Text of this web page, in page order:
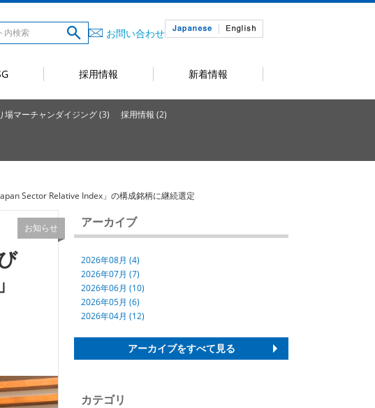
お問い合わせ
採用情報 新着情報
場マーチャンダイジング (3) 採用情報 (2)
Sector Relative Index」の構成銘柄に継続選定
お知らせ アーカイブ
2026年08月 (4)
2026年07月 (7)
2026年06月 (10)
2026年05月 (6)
2026年04月 (12)
アーカイブをすべて見る
カテゴリ